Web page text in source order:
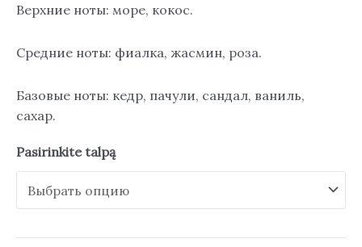
Верхние ноты: море, кокос.
Средние ноты: фиалка, жасмин, роза.
Базовые ноты: кедр, пачули, сандал, ваниль,
сахар.
Pasirinkite talpą